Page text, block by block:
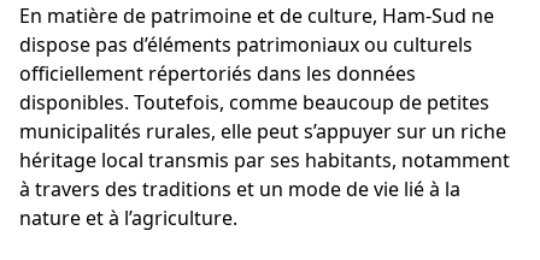
En matière de patrimoine et de culture, Ham-Sud ne
dispose pas d’éléments patrimoniaux ou culturels
officiellement répertoriés dans les données
disponibles. Toutefois, comme beaucoup de petites
municipalités rurales, elle peut s’appuyer sur un riche
héritage local transmis par ses habitants, notamment
à travers des traditions et un mode de vie lié à la
nature et à l’agriculture.